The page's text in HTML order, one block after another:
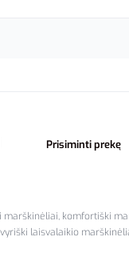
Prisiminti prekę
marškinėliai, komfortiški
vyriški laisvalaikio